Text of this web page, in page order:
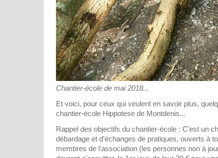
Chantier-école de mai 2018...
Et voici, pour ceux qui veulent en savoir plus,
chantier-école Hippotese de Montdenis...
Rappel des objectifs du chantier-école : C'est un
débardage et d'échanges de pratiques, ouverts à
membres de l'association (les personnes non à